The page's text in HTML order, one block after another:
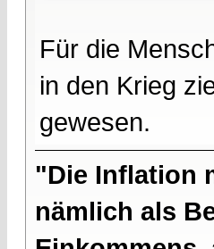
Für die
in den Krieg
gewesen.
"Die Inflation
nämlich als